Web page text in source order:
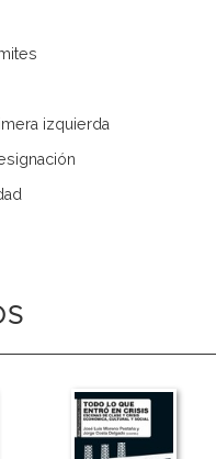
izquierda